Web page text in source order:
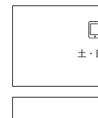
土・